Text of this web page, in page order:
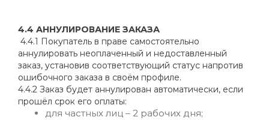
4.4 АННУЛИРОВАНИЕ ЗАКАЗА
4.4.1 Покупатель в праве самостоятельно
аннулировать неоплаченный и недоставленный
заказ, установив соответствующий статус напротив
ошибочного заказа в своём профиле.
4.4.2 Заказ будет аннулирован автоматически, если
прошёл срок его оплаты:
для частных лиц – 2 рабочих дня;